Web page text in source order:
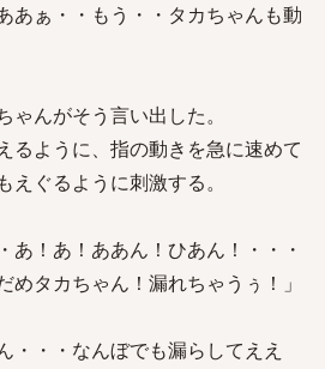
あぁ・・もう・・タカちゃんも動
んがそう言い出した。
るように、指の動きを急に速めて
ぐるように刺激する。
あ！あ！ああん！ひあん！・・・
めタカちゃん！漏れちゃうぅ！」
・・・なんぼでも漏らしてええ